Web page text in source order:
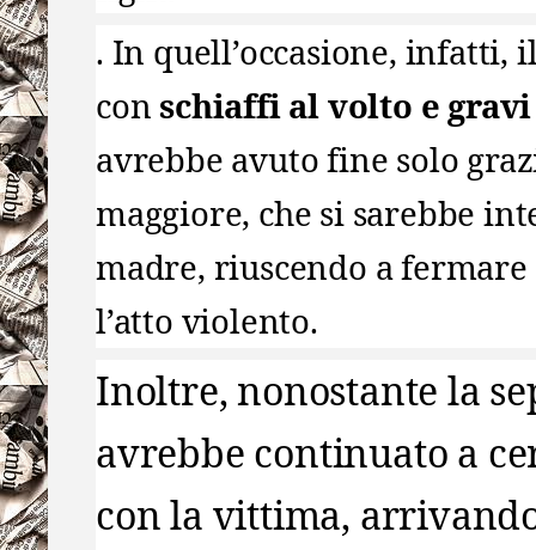
. In quell’occasione, infatti,
conschiaffi al volto e
avrebbe avuto fine solo
maggiore, che si sarebbe
madre, riuscendo a
l’atto violento.
Inoltre, nonostante la
avrebbe continuato a
con la vittima,